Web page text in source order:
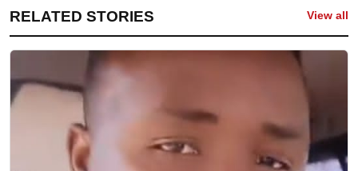
RELATED STORIES View all